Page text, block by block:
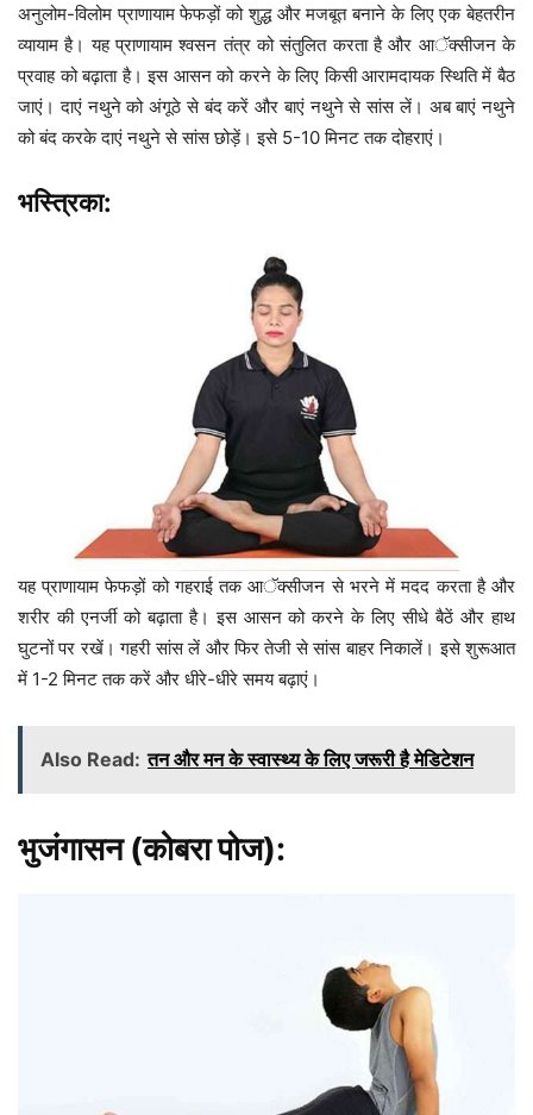
अनुलोम-विलोम प्राणायाम फेफड़ों को शुद्ध और मजबूत बनाने के लिए एक बेहतरीन
व्यायाम है। यह प्राणायाम श्वसन तंत्र को संतुलित करता है और आॅक्सीजन के
प्रवाह को बढ़ाता है। इस आसन को करने के लिए किसी आरामदायक स्थिति में बैठ
जाएं। दाएं नथुने को अंगूठे से बंद करें और बाएं नथुने से सांस लें। अब बाएं नथुने
को बंद करके दाएं नथुने से सांस छोड़ें। इसे 5-10 मिनट तक दोहराएं।
भस्त्रिका:
यह प्राणायाम फेफड़ों को गहराई तक आॅक्सीजन से भरने में मदद करता है और
शरीर की एनर्जी को बढ़ाता है। इस आसन को करने के लिए सीधे बैठें और हाथ
घुटनों पर रखें। गहरी सांस लें और फिर तेजी से सांस बाहर निकालें। इसे शुरूआत
में 1-2 मिनट तक करें और धीरे-धीरे समय बढ़ाएं।
Also Read: तन और मन के स्वास्थ्य के लिए जरूरी है मेडिटेशन
भुजंगासन (कोबरा पोज):